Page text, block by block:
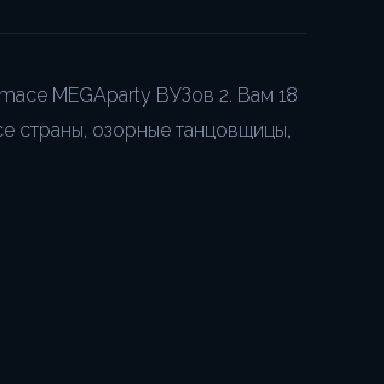
MEGAparty ВУЗов 2. Вам 18
страны, озорные танцовщицы,